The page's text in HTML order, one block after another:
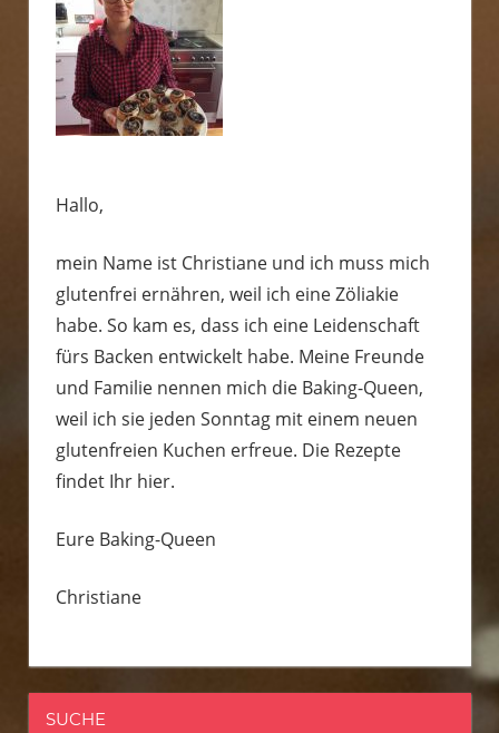
Hallo,
mein Name ist Christiane und ich muss mich
glutenfrei ernähren, weil ich eine Zöliakie
habe. So kam es, dass ich eine Leidenschaft
fürs Backen entwickelt habe. Meine Freunde
und Familie nennen mich die Baking-Queen,
weil ich sie jeden Sonntag mit einem neuen
glutenfreien Kuchen erfreue. Die Rezepte
findet Ihr hier.
Eure Baking-Queen
Christiane
SUCHE